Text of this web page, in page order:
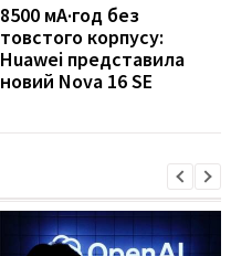
8500 мА·год без
товстого корпусу:
Huawei представила
новий Nova 16 SE